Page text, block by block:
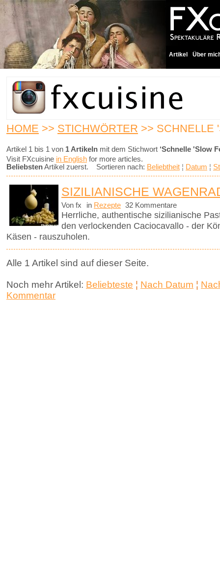
Artikel Über
HOME >> STICHWÖRTER >> SCHNELLE
Artikel 1 bis 1 von 1 Artikeln mit dem Stichwort ‘Schnelle 'Slow
Visit FXcuisine in English for more articles.
BeliebstenArtikel zuerst. Sortieren nach: Beliebtheit ¦ Datum ¦
SIZILIANISCHE
Von fx in Rezepte 32 Kommentare
Herrliche, authentische sizilianische
den verlockenden Caciocavallo - der
Käsen - rauszuholen.
Alle 1 Artikel sind auf dieser Seite.
Noch mehr Artikel: Beliebteste ¦ Nach Datum ¦
Kommentar